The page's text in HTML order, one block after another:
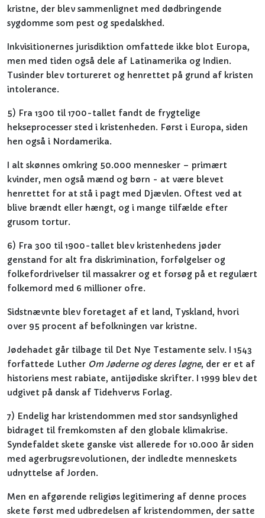
kristne, der blev sammenlignet med dødbringende
sygdomme som pest og spedalskhed.
Inkvisitionernes jurisdiktion omfattede ikke blot Europa,
men med tiden også dele af Latinamerika og Indien.
Tusinder blev tortureret og henrettet på grund af kristen
intolerance.
5) Fra 1300 til 1700-tallet fandt de frygtelige
hekseprocesser sted i kristenheden. Først i Europa, siden
hen også i Nordamerika.
I alt skønnes omkring 50.000 mennesker – primært
kvinder, men også mænd og børn - at være blevet
henrettet for at stå i pagt med Djævlen. Oftest ved at
blive brændt eller hængt, og i mange tilfælde efter
grusom tortur.
6) Fra 300 til 1900-tallet blev kristenhedens jøder
genstand for alt fra diskrimination, forfølgelser og
folkefordrivelser til massakrer og et forsøg på et regulært
folkemord med 6 millioner ofre.
Sidstnævnte blev foretaget af et land, Tyskland, hvori
over 95 procent af befolkningen var kristne.
Jødehadet går tilbage til Det Nye Testamente selv. I 1543
forfattede Luther Om Jøderne og deres løgne, der er et af
historiens mest rabiate, antijødiske skrifter. I 1999 blev det
udgivet på dansk af Tidehvervs Forlag.
7) Endelig har kristendommen med stor sandsynlighed
bidraget til fremkomsten af den globale klimakrise.
Syndefaldet skete ganske vist allerede for 10.000 år siden
med agerbrugsrevolutionen, der indledte menneskets
udnyttelse af Jorden.
Men en afgørende religiøs legitimering af denne proces
skete først med udbredelsen af kristendommen, der satte